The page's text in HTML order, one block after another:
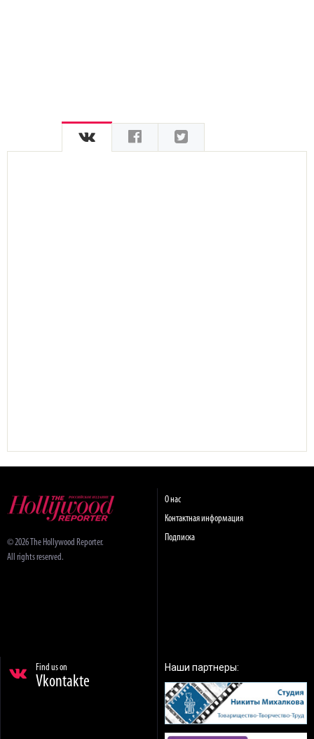
© 2026 The Hollywood Reporter.
All rights reserved.
О нас
Контактная информация
Подписка
Find us on
Vkontakte
Наши партнеры: